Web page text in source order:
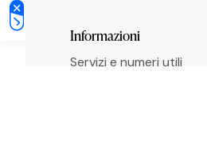
Informazioni
Servizi e numeri utili